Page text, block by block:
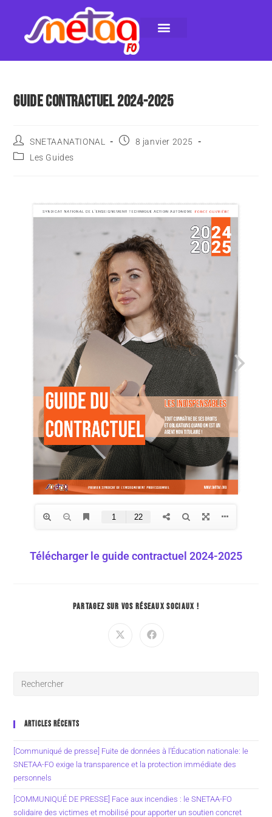
GUIDE CONTRACTUEL 2024-2025
SNETAANATIONAL
8 janvier 2025
Les Guides
Télécharger le guide contractuel 2024-2025
PARTAGEZ SUR VOS RÉSEAUX SOCIAUX !
ARTICLES RÉCENTS
[Communiqué de presse] Fuite de données à l’Éducation nationale: le
SNETAA-FO exige la transparence et la protection immédiate des
personnels
[COMMUNIQUÉ DE PRESSE] Face aux incendies : le SNETAA-FO
solidaire des victimes et mobilisé pour apporter un soutien concret